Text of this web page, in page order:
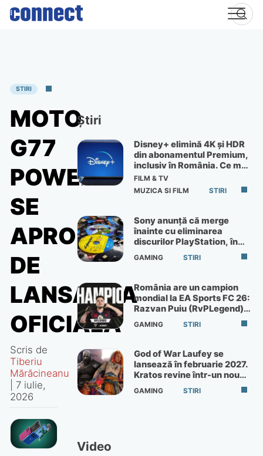
Skip
STIRI
MOTO
G77
POWER
SE
APROPIE
DE
LANSAREA
OFICIALĂ
Scris de
Tiberiu
Mărăcineanu
7 iulie,
2026
Știri
Disney+ elimină 4K și HDR
din abonamentul Premium,
inclusiv în România. Ce mai
primești de 60 lei pe lună
FILM & TV
MUZICA SI FILM
STIRI
Sony anunță că merge
înainte cu eliminarea
discurilor PlayStation, în
ciuda protestelor
GAMING STIRI
România are un campion
mondial la EA Sports FC 26:
Razvan Puiu (RvPLegend)
câștigă turneul de la Paris
GAMING STIRI
God of War Laufey se
lansează în februarie 2027.
Kratos revine într-un nou
God of War
GAMING STIRI
Video